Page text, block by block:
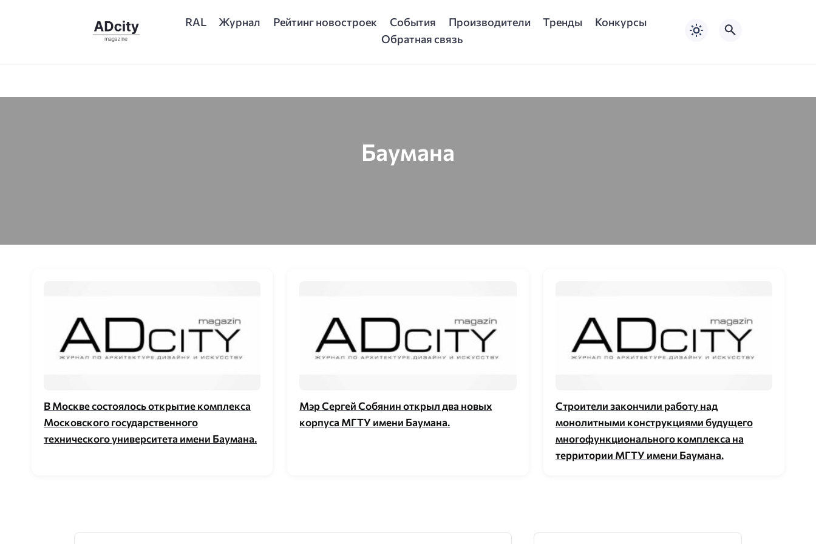
RAL Журнал Рейтинг новостроек События Производители Тренды
Конкурсы
Обратная связь
Баумана
В Москве состоялось открытие комплекса
Московского государственного
технического университета имени Баумана.
Мэр Сергей Собянин открыл два новых
корпуса МГТУ имени Баумана.
Строители закончили работу над
монолитными конструкциями будущего
многофункционального комплекса на
территории МГТУ имени Баумана.